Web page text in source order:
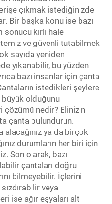
çıkmak istediğinizde
Bir başka konu ise bazı
sonucu kirli hale
ve güvenli tutabilmek
sayıda yeniden
yıkanabilir, bu yüzden
bazı insanlar için çanta
istedikleri şeylere
olduğunu
çözümü nedir? Elinizin
çanta bulundurun.
ya da birçok
durumların her biri için
Son olarak, bazı
çantaları doğru
bilmeyebilir. İçlerini
veya
ise ağır eşyaları alt